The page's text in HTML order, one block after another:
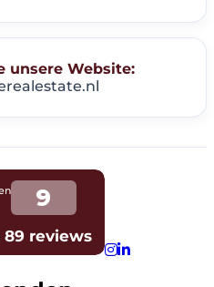
unsere Website: